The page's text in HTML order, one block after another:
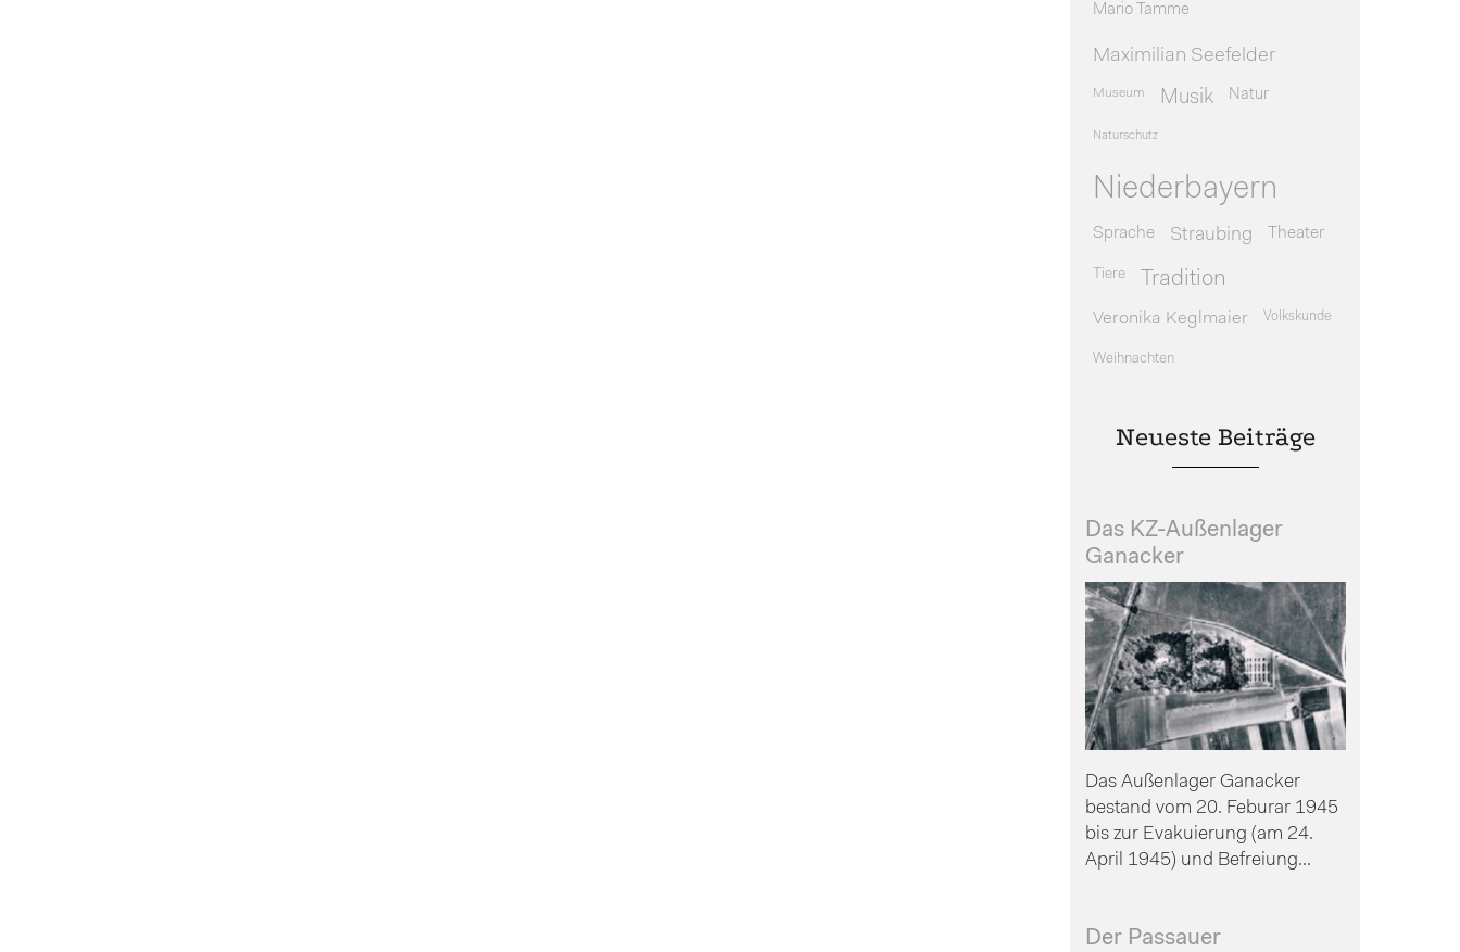
Mario Tamme
Maximilian Seefelder
Museum Musik Natur
Naturschutz
Niederbayern
Sprache Straubing Theater
Tiere Tradition
Veronika Keglmaier Volkskunde
Weihnachten
Neueste Beiträge
Das KZ-Außenlager
Ganacker
Das Außenlager Ganacker
bestand vom 20. Feburar 1945
bis zur Evakuierung (am 24.
April 1945) und Befreiung...
Der Passauer